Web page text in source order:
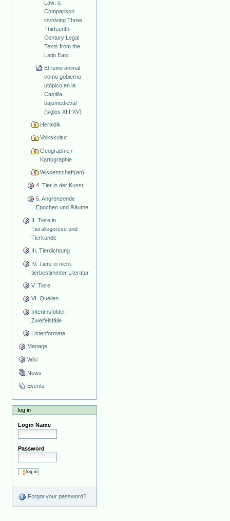
Law: a
Comparison
involving Three
Thirteenth-
Century Legal
Texts from the
Latin East
El reino animal
como gobierno
utópico en la
Castilla
bajomedieval
(siglos XIII-XV)
Heraldik
Volkskultur
Geographie /
Kartographie
Wissenschaft(en)
4. Tier in der Kunst
5. Angrenzende
Epochen und Räume
II. Tiere in
Tierallegorese und
Tierkunde
III. Tierdichtung
IV. Tiere in nicht-
tierbestimmter Literatur
V. Tiere
VI. Quellen
Interimsfolder:
Zweifelsfälle
Listenformate
Manage
Wiki
News
Events
log in
Login Name
Password
Forgot your password?